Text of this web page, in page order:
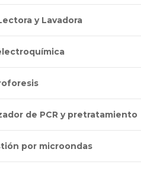
y Lavadora
de PCR y pretratamiento
por microondas